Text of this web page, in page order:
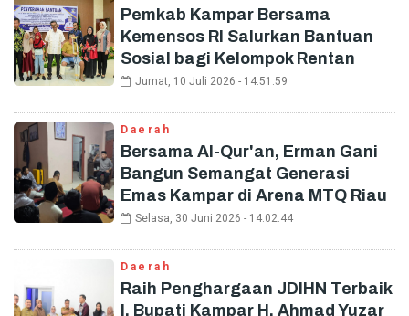
Pemkab Kampar Bersama
Kemensos RI Salurkan Bantuan
Sosial bagi Kelompok Rentan
Jumat, 10 Juli 2026 - 14:51:59
Daerah
Bersama Al-Qur'an, Erman Gani
Bangun Semangat Generasi
Emas Kampar di Arena MTQ Riau
Selasa, 30 Juni 2026 - 14:02:44
Daerah
Raih Penghargaan JDIHN Terbaik
I, Bupati Kampar H. Ahmad Yuzar